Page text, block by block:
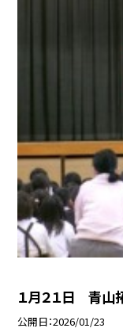
１月２１日 青
公開日 2026/01/23